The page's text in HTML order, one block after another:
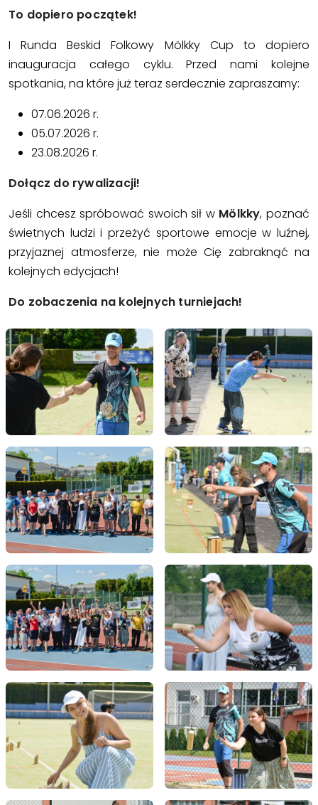
To dopiero początek!
I Runda Beskid Folkowy Mölkky Cup to dopiero
inauguracja całego cyklu. Przed nami kolejne
spotkania, na które już teraz serdecznie zapraszamy:
07.06.2026 r.
05.07.2026 r.
23.08.2026 r.
Dołącz do rywalizacji!
Jeśli chcesz spróbować swoich sił w Mölkky, poznać
świetnych ludzi i przeżyć sportowe emocje w luźnej,
przyjaznej atmosferze, nie może Cię zabraknąć na
kolejnych edycjach!
Do zobaczenia na kolejnych turniejach!